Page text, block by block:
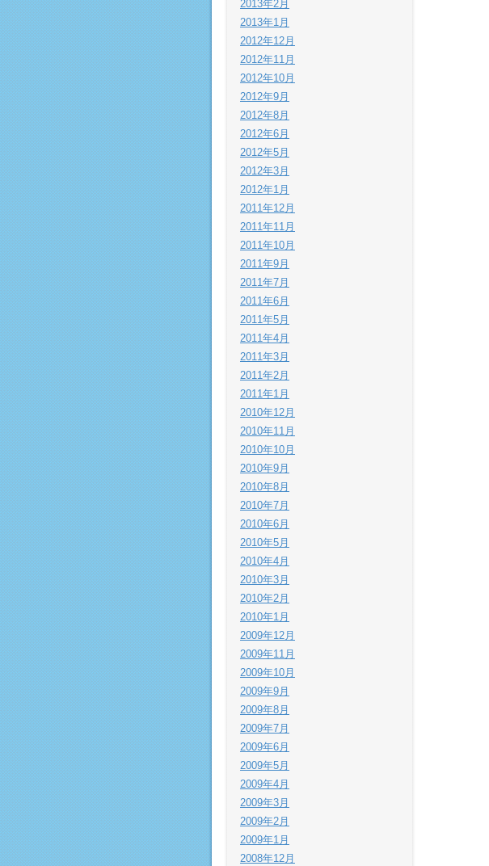
2013年2月
2013年1月
2012年12月
2012年11月
2012年10月
2012年9月
2012年8月
2012年6月
2012年5月
2012年3月
2012年1月
2011年12月
2011年11月
2011年10月
2011年9月
2011年7月
2011年6月
2011年5月
2011年4月
2011年3月
2011年2月
2011年1月
2010年12月
2010年11月
2010年10月
2010年9月
2010年8月
2010年7月
2010年6月
2010年5月
2010年4月
2010年3月
2010年2月
2010年1月
2009年12月
2009年11月
2009年10月
2009年9月
2009年8月
2009年7月
2009年6月
2009年5月
2009年4月
2009年3月
2009年2月
2009年1月
2008年12月